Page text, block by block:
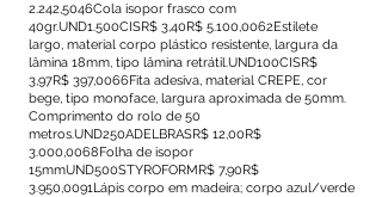
2.242,5046Cola isopor frasco com
40gr.UND1.500CISR$ 3,40R$ 5.100,0062Estilete
largo, material corpo plástico resistente, largura da
lâmina 18mm, tipo lâmina retrátil.UND100CISR$
3,97R$ 397,0066Fita adesiva, material CREPE, cor
bege, tipo monoface, largura aproximada de 50mm.
Comprimento do rolo de 50
metros.UND250ADELBRASR$ 12,00R$
3.000,0068Folha de isopor
15mmUND500STYROFORMR$ 7,90R$
3.950,0091Lápis corpo em madeira; corpo azul/verde